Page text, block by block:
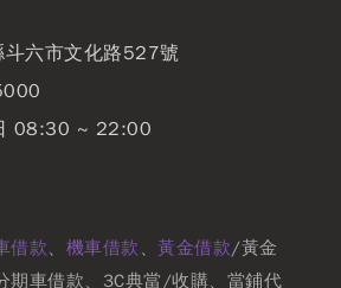
六市文化路527號
08:30 ~ 22:00
借款、 機車借款 、 黃金借款/黃金
期車借款、3C典當/收購、當鋪代